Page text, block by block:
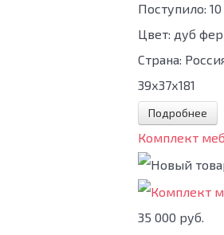
Поступило:
Цвет: дуб
Страна:
39х37х181
Подробнее
Комплект
35 000 руб.